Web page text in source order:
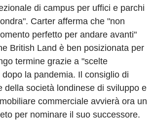
di campus per uffici e parchi
Carter afferma che "non
perfetto per andare avanti"
British Land è ben posizionata per
termine grazie a "scelte
la pandemia. Il consiglio di
della società londinese di sviluppo e
commerciale avvierà ora un
per nominare il suo successore.